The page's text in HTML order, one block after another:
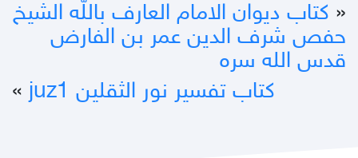
« كتاب ديوان الامام العارف باللّه الشيخ
حفص شرف الدين عمر بن الفارض
قدس الله سره
كتاب تفسير نور الثقلين juz1
»